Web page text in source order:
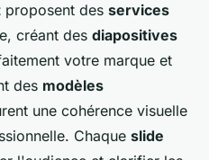
proposent des services
créant des diapositives
votre marque et
des modèles
une cohérence visuelle
Chaque slide